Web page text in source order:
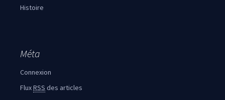
Histoire
Méta
Connexion
FluxRSS des articles